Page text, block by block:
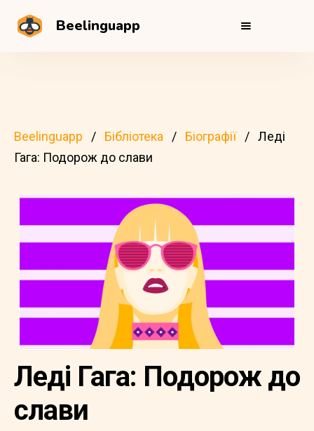
Beelinguapp
Beelinguapp Бібліотека Біографії
Леді
Гага: Подорож до слави
Леді Гага: Подорож до
слави